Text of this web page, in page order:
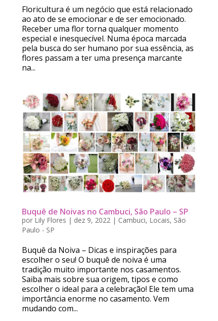
Floricultura é um negócio que está relacionado
ao ato de se emocionar e de ser emocionado.
Receber uma flor torna qualquer momento
especial e inesquecível. Numa época marcada
pela busca do ser humano por sua essência, as
flores passam a ter uma presença marcante
na...
Buquê de Noivas no Cambuci, São Paulo – SP
por Lily Flores | dez 9, 2022 | Cambuci, Locais, São
Paulo - SP
Buquê da Noiva – Dicas e inspirações para
escolher o seu! O buquê de noiva é uma
tradição muito importante nos casamentos.
Saiba mais sobre sua origem, tipos e como
escolher o ideal para a celebração! Ele tem uma
importância enorme no casamento. Vem
mudando com...